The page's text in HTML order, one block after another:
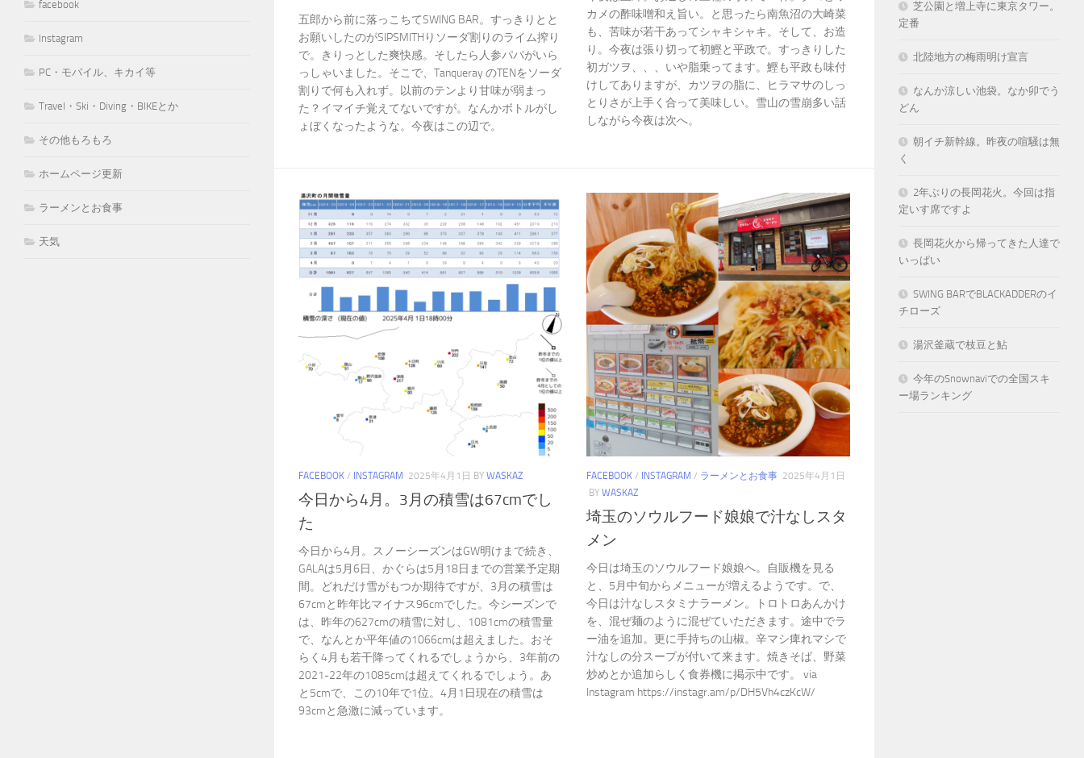
五郎から前に落っこちてSWING BAR。すっきりとと
お願いしたのがSIPSMITHりソーダ割りのライム搾り
で。きりっとした爽快感。そしたら人参パパがいら
っしゃいました。そこで、Tanqueray のTENをソーダ
割りで何も入れず。以前のテンより甘味が弱まっ
た？イマイチ覚えてないですが。なんかボトルがし
ょぼくなったような。今夜はこの辺で。
カメの酢味噌和え旨い。と思ったら南魚沼の大崎菜
も、苦味が若干あってシャキシャキ。そして、お造
り。今夜は張り切って初鰹と平政で。すっきりした
初ガツヲ、、、いや脂乗ってます。鰹も平政も味付
けしてありますが、カツヲの脂に、ヒラマサのしっ
とりさが上手く合って美味しい。雪山の雪崩多い話
しながら今夜は次へ。
FACEBOOK / INSTAGRAM 2025年4月1日 BY WASKAZ
今日から4月。3月の積雪は67cmでし
た
今日から4月。スノーシーズンはGW明けまで続き、
GALAは5月6日、かぐらは5月18日までの営業予定期
間。どれだけ雪がもつか期待ですが、3月の積雪は
67cmと昨年比マイナス96cmでした。今シーズンで
は、昨年の627cmの積雪に対し、1081cmの積雪量
で、なんとか平年値の1066cmは超えました。おそ
らく4月も若干降ってくれるでしょうから、3年前の
2021-22年の1085cmは超えてくれるでしょう。あ
と5cmで、この10年で1位。4月1日現在の積雪は
93cmと急激に減っています。
FACEBOOK / INSTAGRAM / ラーメンとお食事 2025年4月1日
BY WASKAZ
埼玉のソウルフード娘娘で汁なしスタ
メン
今日は埼玉のソウルフード娘娘へ。自販機を見る
と、5月中旬からメニューが増えるようです。で、
今日は汁なしスタミナラーメン。トロトロあんかけ
を、混ぜ麺のように混ぜていただきます。途中でラ
ー油を追加。更に手持ちの山椒。辛マシ痺れマシで
汁なしの分スープが付いて来ます。焼きそば、野菜
炒めとか追加らしく食券機に掲示中です。 via
Instagram https://instagr.am/p/DH5Vh4czKcW/
facebook
Instagram
PC・モバイル、キカイ等
Travel・Ski・Diving・BIKEとか
その他もろもろ
ホームページ更新
ラーメンとお食事
天気
芝公園と増上寺に東京タワー。
定番
北陸地方の梅雨明け宣言
なんか涼しい池袋。なか卯でう
どん
朝イチ新幹線。昨夜の喧騒は無
く
2年ぶりの長岡花火。今回は指
定いす席ですよ
長岡花火から帰ってきた人達で
いっぱい
SWING BARでBLACKADDERのイ
チローズ
湯沢釜蔵で枝豆と鮎
今年のSnownaviでの全国スキ
ー場ランキング